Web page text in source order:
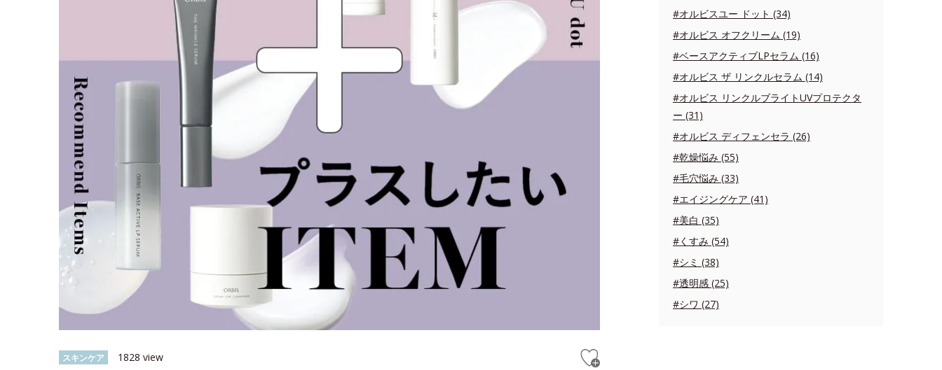
スキンケア 1828 view
#オルビスユー ドット (34)
#オルビス オフクリーム (19)
#ベースアクティブLPセラム (16)
#オルビス ザ リンクルセラム (14)
#オルビス リンクルブライトUVプロテクタ
ー (31)
#オルビス ディフェンセラ (26)
#乾燥悩み (55)
#毛穴悩み (33)
#エイジングケア (41)
#美白 (35)
#くすみ (54)
#シミ (38)
#透明感 (25)
#シワ (27)